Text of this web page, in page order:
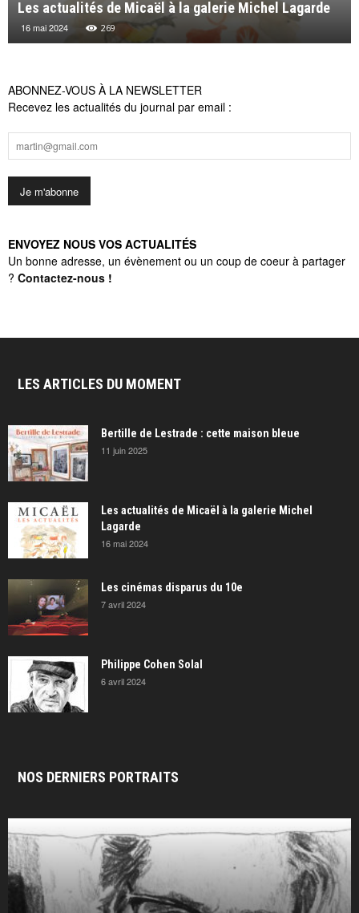
Les actualités de Micaël à la galerie Michel Lagarde
16 mai 2024 269
ABONNEZ-VOUS À LA NEWSLETTER
Recevez les actualités du journal par email :
ENVOYEZ NOUS VOS ACTUALITÉS
Un bonne adresse, un évènement ou un coup de coeur à partager
? Contactez-nous !
LES ARTICLES DU MOMENT
Bertille de Lestrade : cette maison bleue
11 juin 2025
Les actualités de Micaël à la galerie Michel
Lagarde
16 mai 2024
Les cinémas disparus du 10e
7 avril 2024
Philippe Cohen Solal
6 avril 2024
NOS DERNIERS PORTRAITS